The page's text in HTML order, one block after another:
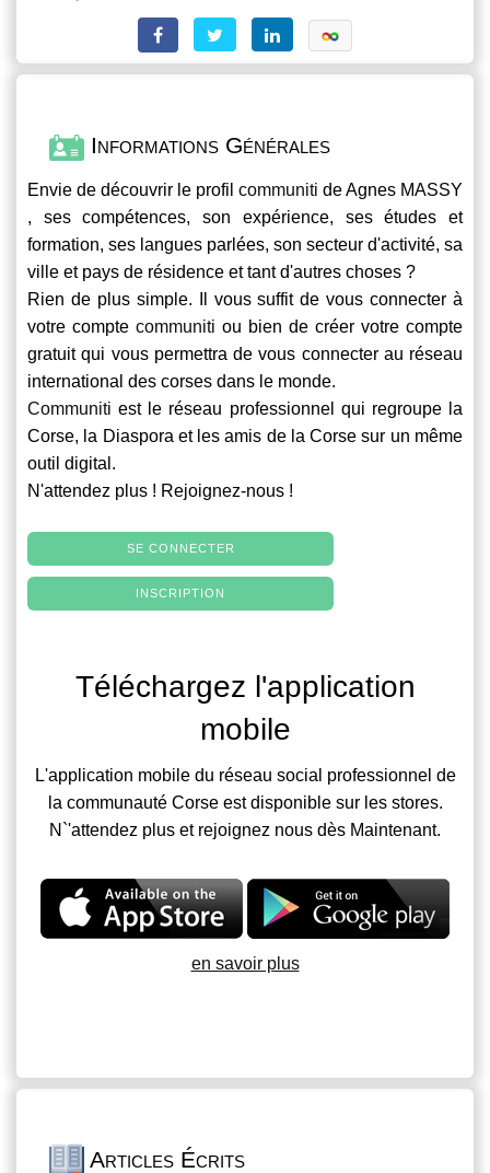
Informations Générales
Envie de découvrir le profil communiti de Agnes MASSY
, ses compétences, son expérience, ses études et
formation, ses langues parlées, son secteur d'activité, sa
ville et pays de résidence et tant d'autres choses ?
Rien de plus simple. Il vous suffit de vous connecter à
votre compte communiti ou bien de créer votre compte
gratuit qui vous permettra de vous connecter au réseau
international des corses dans le monde.
Communiti est le réseau professionnel qui regroupe la
Corse, la Diaspora et les amis de la Corse sur un même
outil digital.
N'attendez plus ! Rejoignez-nous !
SE CONNECTER
INSCRIPTION
Téléchargez l'application
mobile
L'application mobile du réseau social professionnel de
la communauté Corse est disponible sur les stores.
N`'attendez plus et rejoignez nous dès Maintenant.
en savoir plus
Articles Écrits